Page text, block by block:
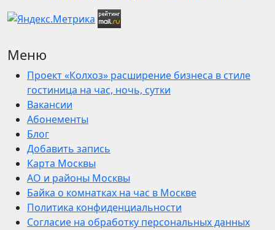
Меню
Проект «Колхоз» расширение бизнеса в стиле
гостиница на час, ночь, сутки
Вакансии
Абонементы
Блог
Добавить запись
Карта Москвы
АО и районы Москвы
Байка о комнатках на час в Москве
Политика конфиденциальности
Согласие на обработку персональных данных